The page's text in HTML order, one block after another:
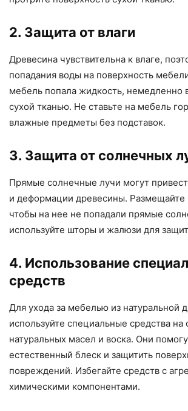
2. Защита от влаги
Древесина чувствительна к влаге,
попадания воды на поверхность
мебель попала жидкость, немедленно
сухой тканью. Не ставьте на мебель
влажные предметы без подставок.
3. Защита от солнечных
Прямые солнечные лучи могут
и деформации древесины. Размещайте
чтобы на нее не попадали прямые
используйте шторы и жалюзи для
4. Использование
средств
Для ухода за мебелью из натуральной
используйте специальные средства на
натуральных масел и воска. Они
естественный блеск и защитить
повреждений. Избегайте средств с
химическими компонентами.